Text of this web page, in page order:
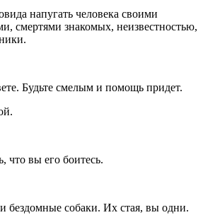
напугать человека своими
смертями знакомых, неизвестностью,
Будьте смелым и помощь придет.
что вы его боитесь.
бездомные собаки. Их стая, вы одни.